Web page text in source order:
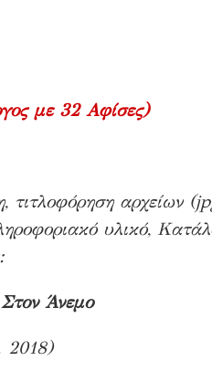
με 32 Αφίσες)
τιτλοφόρηση αρχείων
υλικό,
Άνεμο
2018)